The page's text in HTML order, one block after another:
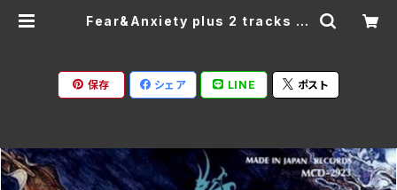
Fear&Anxiety plus 2 tracks [2
保存 シェア LINE ポスト